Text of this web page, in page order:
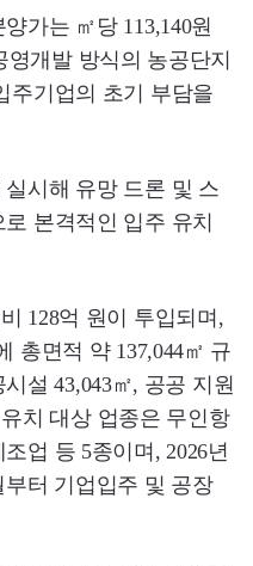
가는 ㎡당 113,140원
영개발 방식의 농공단지
주기업의 초기 부담을
시해 유망 드론 및 스
본격적인 입주 유치
128억 원이 투입되며,
총면적 약 137,044㎡ 규
설 43,043㎡, 공공 지원
치 대상 업종은 무인항
업 등 5종이며, 2026년
부터 기업입주 및 공장